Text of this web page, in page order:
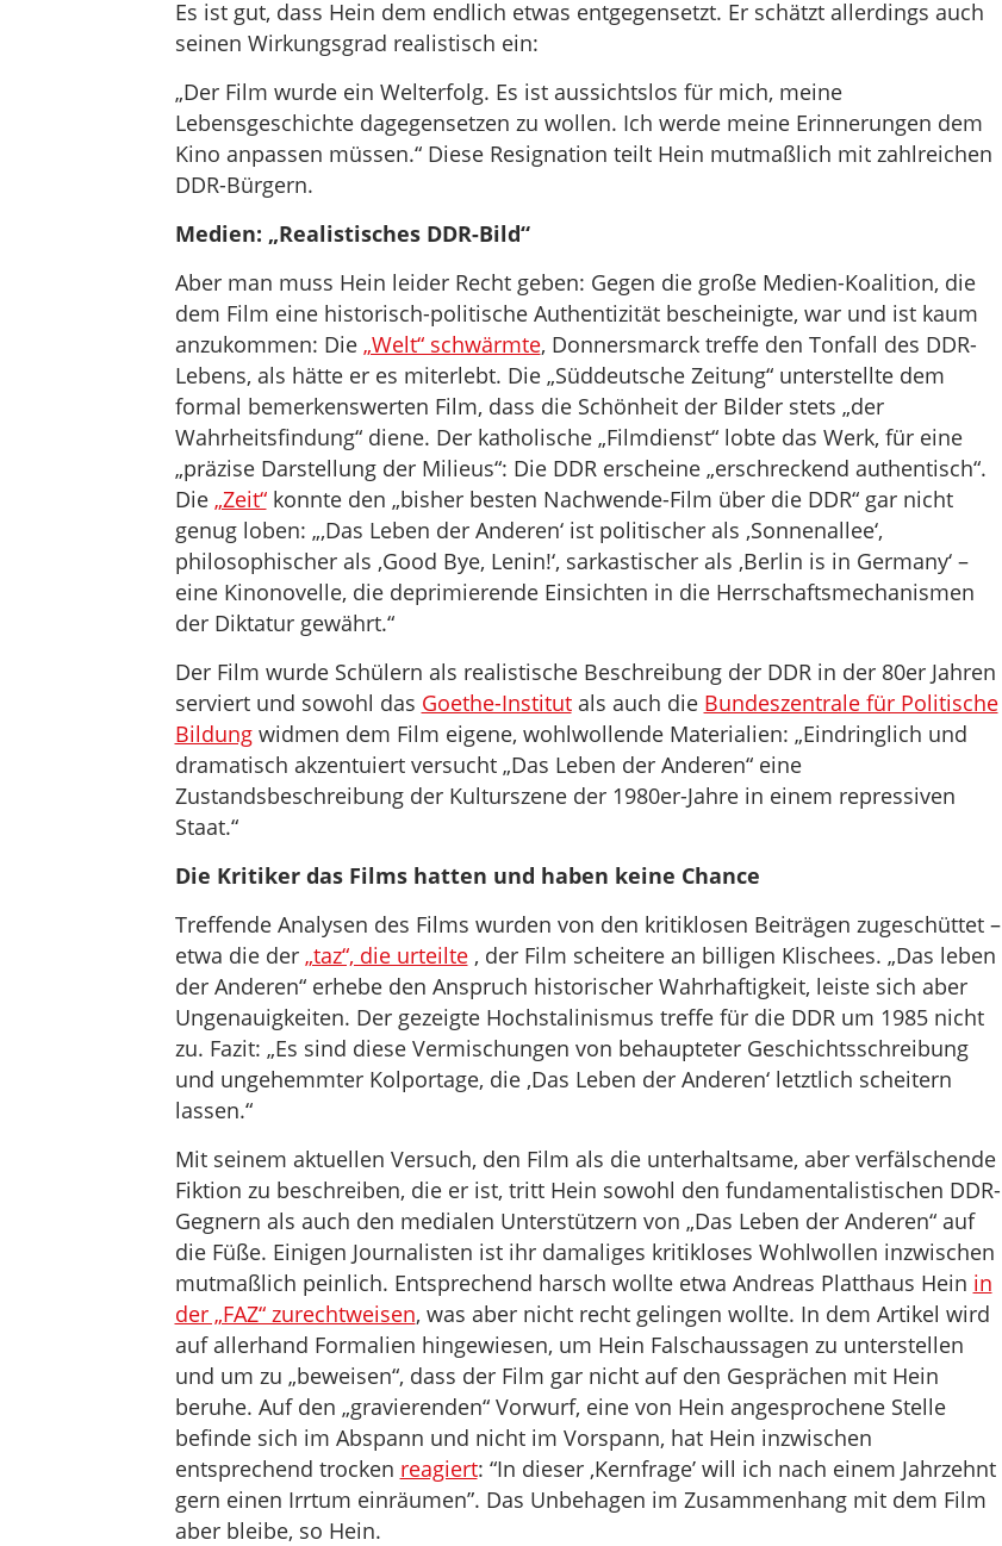
Es ist gut, dass Hein dem endlich etwas entgegensetzt. Er schätzt allerdings auch
seinen Wirkungsgrad realistisch ein:
„Der Film wurde ein Welterfolg. Es ist aussichtslos für mich, meine
Lebensgeschichte dagegensetzen zu wollen. Ich werde meine Erinnerungen dem
Kino anpassen müssen.“ Diese Resignation teilt Hein mutmaßlich mit zahlreichen
DDR-Bürgern.
Medien: „Realistisches DDR-Bild“
Aber man muss Hein leider Recht geben: Gegen die große Medien-Koalition, die
dem Film eine historisch-politische Authentizität bescheinigte, war und ist kaum
anzukommen: Die „Welt“ schwärmte, Donnersmarck treffe den Tonfall des DDR-
Lebens, als hätte er es miterlebt. Die „Süddeutsche Zeitung“ unterstellte dem
formal bemerkenswerten Film, dass die Schönheit der Bilder stets „der
Wahrheitsfindung“ diene. Der katholische „Filmdienst“ lobte das Werk, für eine
„präzise Darstellung der Milieus“: Die DDR erscheine „erschreckend authentisch“.
Die „Zeit“konnte den „bisher besten Nachwende-Film über die DDR“ gar nicht
genug loben: „‚Das Leben der Anderen‘ ist politischer als ‚Sonnenallee‘,
philosophischer als ‚Good Bye, Lenin!‘, sarkastischer als ‚Berlin is in Germany‘ –
eine Kinonovelle, die deprimierende Einsichten in die Herrschaftsmechanismen
der Diktatur gewährt.“
Der Film wurde Schülern als realistische Beschreibung der DDR in der 80er Jahren
serviert und sowohl das Goethe-Institutals auch die Bundeszentrale für Politische
Bildungwidmen dem Film eigene, wohlwollende Materialien: „Eindringlich und
dramatisch akzentuiert versucht „Das Leben der Anderen“ eine
Zustandsbeschreibung der Kulturszene der 1980er-Jahre in einem repressiven
Staat.“
Die Kritiker das Films hatten und haben keine Chance
Treffende Analysen des Films wurden von den kritiklosen Beiträgen zugeschüttet –
etwa die der „taz“, die urteilte, der Film scheitere an billigen Klischees. „Das leben
der Anderen“ erhebe den Anspruch historischer Wahrhaftigkeit, leiste sich aber
Ungenauigkeiten. Der gezeigte Hochstalinismus treffe für die DDR um 1985 nicht
zu. Fazit: „Es sind diese Vermischungen von behaupteter Geschichtsschreibung
und ungehemmter Kolportage, die ‚Das Leben der Anderen‘ letztlich scheitern
lassen.“
Mit seinem aktuellen Versuch, den Film als die unterhaltsame, aber verfälschende
Fiktion zu beschreiben, die er ist, tritt Hein sowohl den fundamentalistischen DDR-
Gegnern als auch den medialen Unterstützern von „Das Leben der Anderen“ auf
die Füße. Einigen Journalisten ist ihr damaliges kritikloses Wohlwollen inzwischen
mutmaßlich peinlich. Entsprechend harsch wollte etwa Andreas Platthaus Hein in
der „FAZ“ zurechtweisen, was aber nicht recht gelingen wollte. In dem Artikel wird
auf allerhand Formalien hingewiesen, um Hein Falschaussagen zu unterstellen
und um zu „beweisen“, dass der Film gar nicht auf den Gesprächen mit Hein
beruhe. Auf den „gravierenden“ Vorwurf, eine von Hein angesprochene Stelle
befinde sich im Abspann und nicht im Vorspann, hat Hein inzwischen
entsprechend trocken reagiert: “In dieser ,Kernfrage’ will ich nach einem Jahrzehnt
gern einen Irrtum einräumen”. Das Unbehagen im Zusammenhang mit dem Film
aber bleibe, so Hein.